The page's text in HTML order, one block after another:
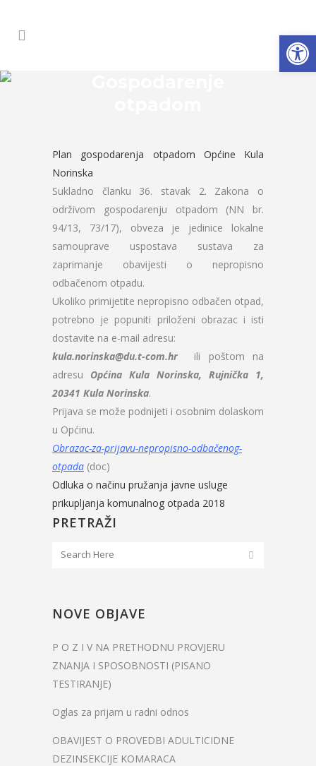
Plan gospodarenja otpadom Općine Kula
Norinska
Sukladno članku 36. stavak 2. Zakona o
održivom gospodarenju otpadom (NN br.
94/13, 73/17), obveza je jedinice lokalne
samouprave uspostava sustava za
zaprimanje obavijesti o nepropisno
odbačenom otpadu.
Ukoliko primijetite nepropisno odbačen otpad,
potrebno je popuniti priloženi obrazac i isti
dostavite na e-mail adresu:
kula.norinska@du.t-com.hrili poštom na
adresu Općina Kula Norinska, Rujnička 1,
20341 Kula Norinska.
Prijava se može podnijeti i osobnim dolaskom
u Općinu.
Obrazac-za-prijavu-nepropisno-odbačenog-
otpada (doc)
Odluka o načinu pružanja javne usluge
prikupljanja komunalnog otpada 2018
PRETRAŽI
NOVE OBJAVE
P O Z I V NA PRETHODNU PROVJERU
ZNANJA I SPOSOBNOSTI (PISANO
TESTIRANJE)
Oglas za prijam u radni odnos
OBAVIJEST O PROVEDBI ADULTICIDNE
DEZINSEKCIJE KOMARACA